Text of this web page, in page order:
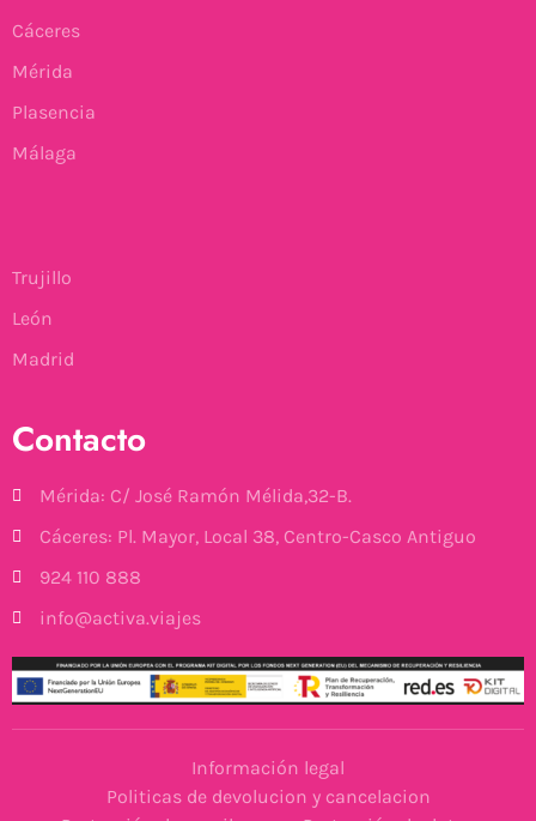
Cáceres
Mérida
Plasencia
Málaga
Trujillo
León
Madrid
Contacto
Mérida: C/ José Ramón Mélida,32-B.
Cáceres: Pl. Mayor, Local 38, Centro-Casco Antiguo
924 110 888
info@activa.viajes
Información legal
Politicas de devolucion y cancelacion